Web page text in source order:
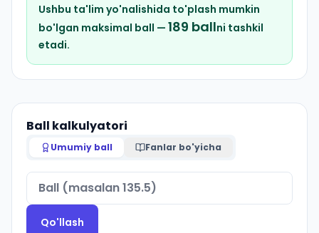
Ushbu ta'lim yo'nalishida to'plash mumkin
bo'lgan maksimal ball — 189 ballni tashkil
etadi.
Ball kalkulyatori
Umumiy ball Fanlar bo'yicha
Qo'llash